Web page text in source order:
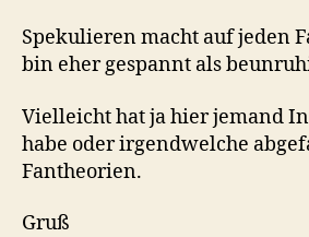
Spekulieren macht auf jeden
bin eher gespannt als
Vielleicht hat ja hier jemand
habe oder irgendwelche
Fantheorien.
Gruß